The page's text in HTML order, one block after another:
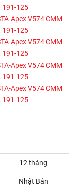
12 tháng
Nhật Bản